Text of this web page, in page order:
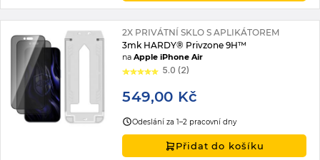
2X PRIVÁTNÍ SKLO S APLIKÁTOREM
3mk HARDY® Privzone 9H™
naApple iPhone Air
5.0 (2)
549,00 Kč
Odeslání za 1–2 pracovní dny
Přidat do košíku